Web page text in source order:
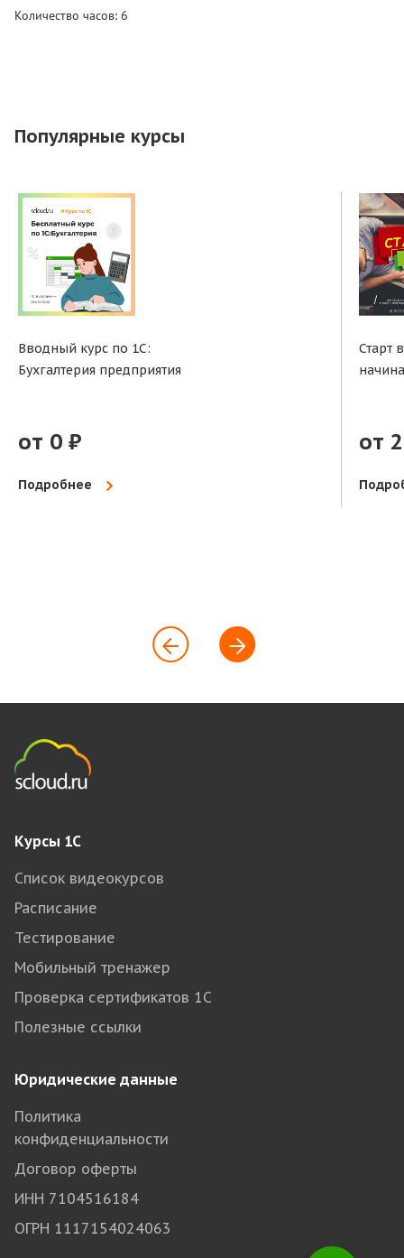
Количество часов: 6
Популярные курсы
Вводный курс по 1С:
Бухгалтерия предприятия
от 0 ₽
Подробнее
Старт
от
Курсы 1С
Список видеокурсов
Расписание
Тестирование
Мобильный тренажер
Проверка сертификатов 1С
Полезные ссылки
Юридические данные
Политика
конфиденциальности
Договор оферты
ИНН 7104516184
ОГРН 1117154024063